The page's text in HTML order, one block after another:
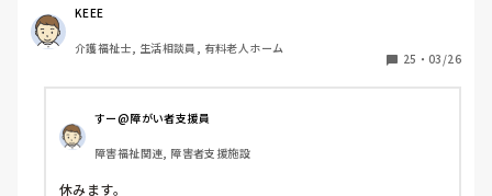
熱が低く微熱でもしんどいので)
皆さんの意見が聞きたいです。
KEEE
介護福祉士, 生活相談員, 有料老人ホーム
25 ・ 03/26
すー@障がい者支援員
障害福祉関連, 障害者支援施設
休みます。